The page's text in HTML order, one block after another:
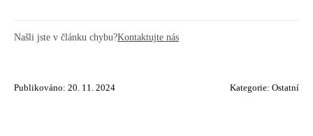
Našli jste v článku chybu?Kontaktujte nás
Publikováno: 20. 11. 2024 Kategorie: Ostatní